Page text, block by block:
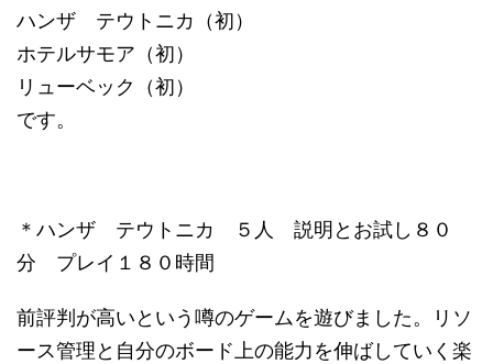
ハンザ テウトニカ（初）
ホテルサモア（初）
リューベック（初）
です。
＊ハンザ テウトニカ ５人 説明とお試し８０
分 プレイ１８０時間
前評判が高いという噂のゲームを遊びました。リソ
ース管理と自分のボード上の能力を伸ばしていく楽